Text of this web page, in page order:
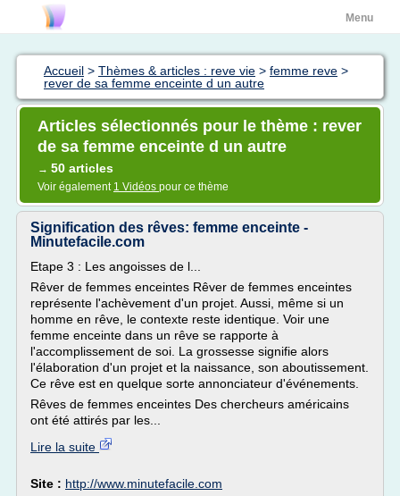
Menu
Accueil > Thèmes & articles : reve vie > femme reve >
rever de sa femme enceinte d un autre
Articles sélectionnés pour le thème : rever
de sa femme enceinte d un autre
→ 50 articles
Voir également 1 Vidéos pour ce thème
Signification des rêves: femme enceinte -
Minutefacile.com
Etape 3 : Les angoisses de l...
Rêver de femmes enceintes Rêver de femmes enceintes
représente l'achèvement d'un projet. Aussi, même si un
homme en rêve, le contexte reste identique. Voir une
femme enceinte dans un rêve se rapporte à
l'accomplissement de soi. La grossesse signifie alors
l'élaboration d'un projet et la naissance, son aboutissement.
Ce rêve est en quelque sorte annonciateur d'événements.
Rêves de femmes enceintes Des chercheurs américains
ont été attirés par les...
Lire la suite
Site : http://www.minutefacile.com